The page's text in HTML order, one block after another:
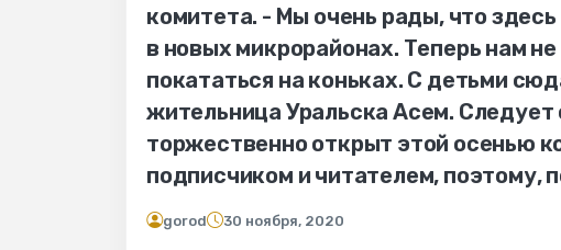
комитета. - Мы очень рады, что
в новых микрорайонах. Теперь нам
покататься на коньках. С детьми
жительница Уральска Асем.
торжественно открыт этой осенью
подписчиком и читателем, поэтому,
gorod 30 ноября, 2020